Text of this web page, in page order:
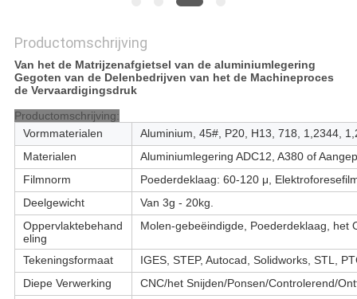
Productomschrijving
Van het de Matrijzenafgietsel van de aluminiumlegering
Gegoten van de Delenbedrijven van het de Machineproces
de Vervaardigingsdruk
Productomschrijving:
Vormmaterialen
Aluminium, 45#, P20, H13, 718, 1,2344,
Materialen
Aluminiumlegering ADC12, A380 of
Filmnorm
Poederdeklaag: 60-120 μ,
Deelgewicht
Van 3g - 20kg.
Oppervlaktebehand
eling
Molen-gebeëindigde, Poederdeklaag, het
Tekeningsformaat
IGES, STEP, Autocad, Solidworks, STL,
Diepe Verwerking
CNC/het Snijden/Ponsen/Controlerend/